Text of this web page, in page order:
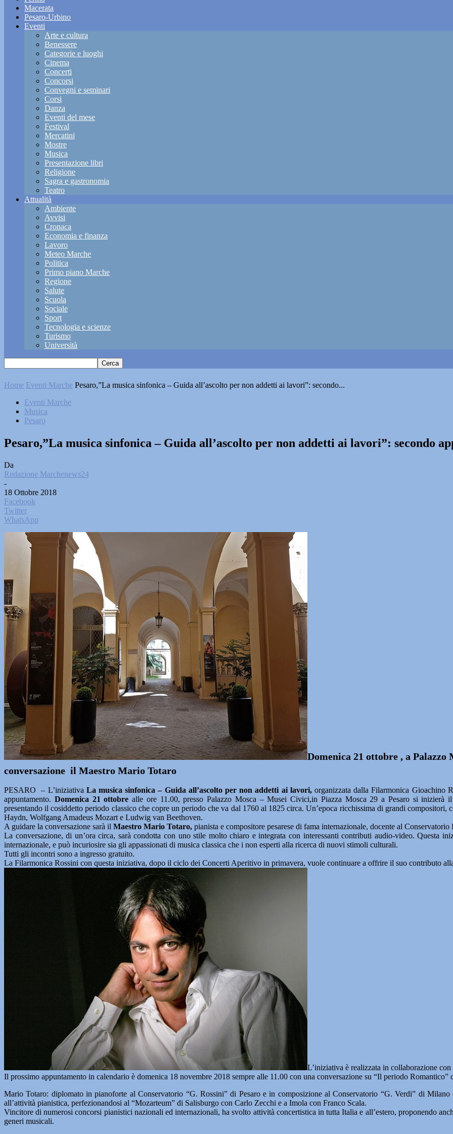
Macerata
Pesaro-Urbino
Eventi
Arte e cultura
Benessere
Categorie e luoghi
Cinema
Concerti
Concorsi
Convegni e seminari
Corsi
Danza
Eventi del mese
Festival
Mercatini
Mostre
Musica
Presentazione libri
Religione
Sagra e gastronomia
Teatro
Attualità
Ambiente
Avvisi
Cronaca
Economia e finanza
Lavoro
Meteo Marche
Politica
Primo piano Marche
Regione
Salute
Scuola
Sociale
Sport
Tecnologia e scienze
Turismo
Università
Home Eventi Marche Pesaro,”La musica sinfonica – Guida all’ascolto per non addetti ai lavori”: secondo...
Eventi Marche
Musica
Pesaro
Pesaro,”La musica sinfonica – Guida all’ascolto per non addetti ai lavori”: secondo
Da
Redazione Marchenews24
-
18 Ottobre 2018
Facebook
Twitter
WhatsApp
Domenica 21 ottobre , a
conversazione il Maestro Mario Totaro
PESARO – L’iniziativa La musica sinfonica – Guida all’ascolto per non addetti ai lavori,organizzata dalla Filarmonica Gioachino
appuntamento. Domenica 21 ottobre alle ore 11.00, presso Palazzo Mosca – Musei Civici,in Piazza Mosca 29 a Pesaro si inizierà
presentando il cosiddetto periodo classico che copre un periodo che va dal 1760 al 1825 circa. Un’epoca ricchissima di grandi
Haydn, Wolfgang Amadeus Mozart e Ludwig van Beethoven.
A guidare la conversazione sarà il Maestro Mario Totaro, pianista e compositore pesarese di fama internazionale, docente al Conservatorio
La conversazione, di un’ora circa, sarà condotta con uno stile molto chiaro e integrata con interessanti contributi audio-video. Questa
internazionale, e può incuriosire sia gli appassionati di musica classica che i non esperti alla ricerca di nuovi stimoli culturali.
Tutti gli incontri sono a ingresso gratuito.
La Filarmonica Rossini con questa iniziativa, dopo il ciclo dei Concerti Aperitivo in primavera, vuole continuare a offrire il suo contributo
L’iniziativa è realizzata in collaborazione con
Il prossimo appuntamento in calendario è domenica 18 novembre 2018 sempre alle 11.00 con una conversazione su “Il periodo
Mario Totaro: diplomato in pianoforte al Conservatorio “G. Rossini” di Pesaro e in composizione al Conservatorio “G. Verdi” di
all’attività pianistica, perfezionandosi al “Mozarteum” di Salisburgo con Carlo Zecchi e a Imola con Franco Scala.
Vincitore di numerosi concorsi pianistici nazionali ed internazionali, ha svolto attività concertistica in tutta Italia e all’estero, proponendo
generi musicali.